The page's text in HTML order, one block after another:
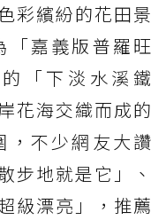
彩繽紛的花田景
「嘉義版普羅旺
「下淡水溪鐵
花海交織而成的
，不少網友大讚
步地就是它」、
級漂亮」，推薦